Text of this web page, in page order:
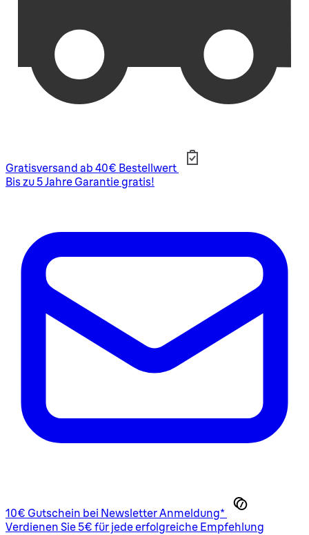
Gratisversand ab 40€ Bestellwert
Bis zu 5 Jahre Garantie gratis!
10€ Gutschein bei Newsletter Anmeldung*
Verdienen Sie 5€ für jede erfolgreiche Empfehlung